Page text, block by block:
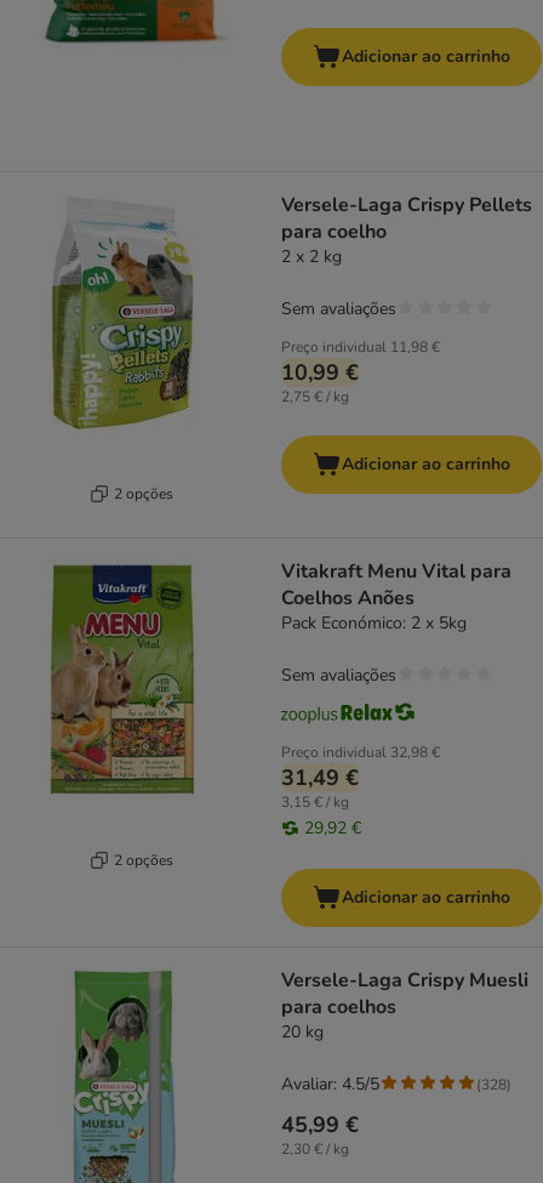
Adicionar ao carrinho
2 opções
Versele-Laga Crispy Pellets
para coelho
2 x 2 kg
Preço individual 11,98 €
10,99 €
2,75 € / kg
Sem avaliações
Adicionar ao carrinho
2 opções
Vitakraft Menu Vital para
Coelhos Anões
Pack Económico: 2 x 5kg
Preço individual 32,98 €
31,49 €
3,15 € / kg
29,92 €
Sem avaliações
Adicionar ao carrinho
Versele-Laga Crispy Muesli
para coelhos
20 kg
45,99 €
2,30 € / kg
Avaliar: 4.5/5 (328)